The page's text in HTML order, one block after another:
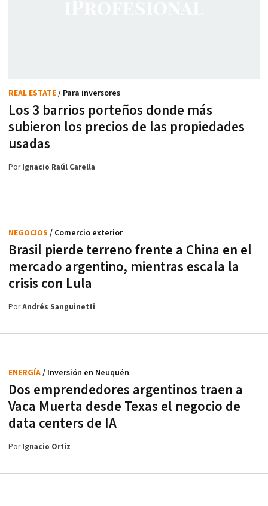
Los 3 barrios porteños donde más
subieron los precios de las propiedades
usadas
REAL ESTATE/ Para inversores
PorIgnacio Raúl Carella
Brasil pierde terreno frente a China en el
mercado argentino, mientras escala la
crisis con Lula
NEGOCIOS / Comercio exterior
PorAndrés Sanguinetti
Dos emprendedores argentinos traen a
Vaca Muerta desde Texas el negocio de
data centers de IA
ENERGÍA/ Inversión en Neuquén
PorIgnacio Ortiz